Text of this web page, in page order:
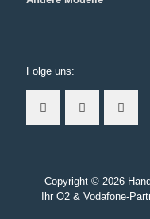
Folge uns:
Copyright © 2026
Ihr O2 & Vodafone-